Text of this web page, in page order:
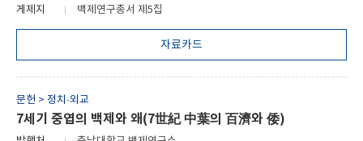
게제지
백제연구총서 제5집
자료카드
문헌 > 정치·외교
7세기 중엽의 백제와 왜(7世紀 中葉의 百濟와 倭)